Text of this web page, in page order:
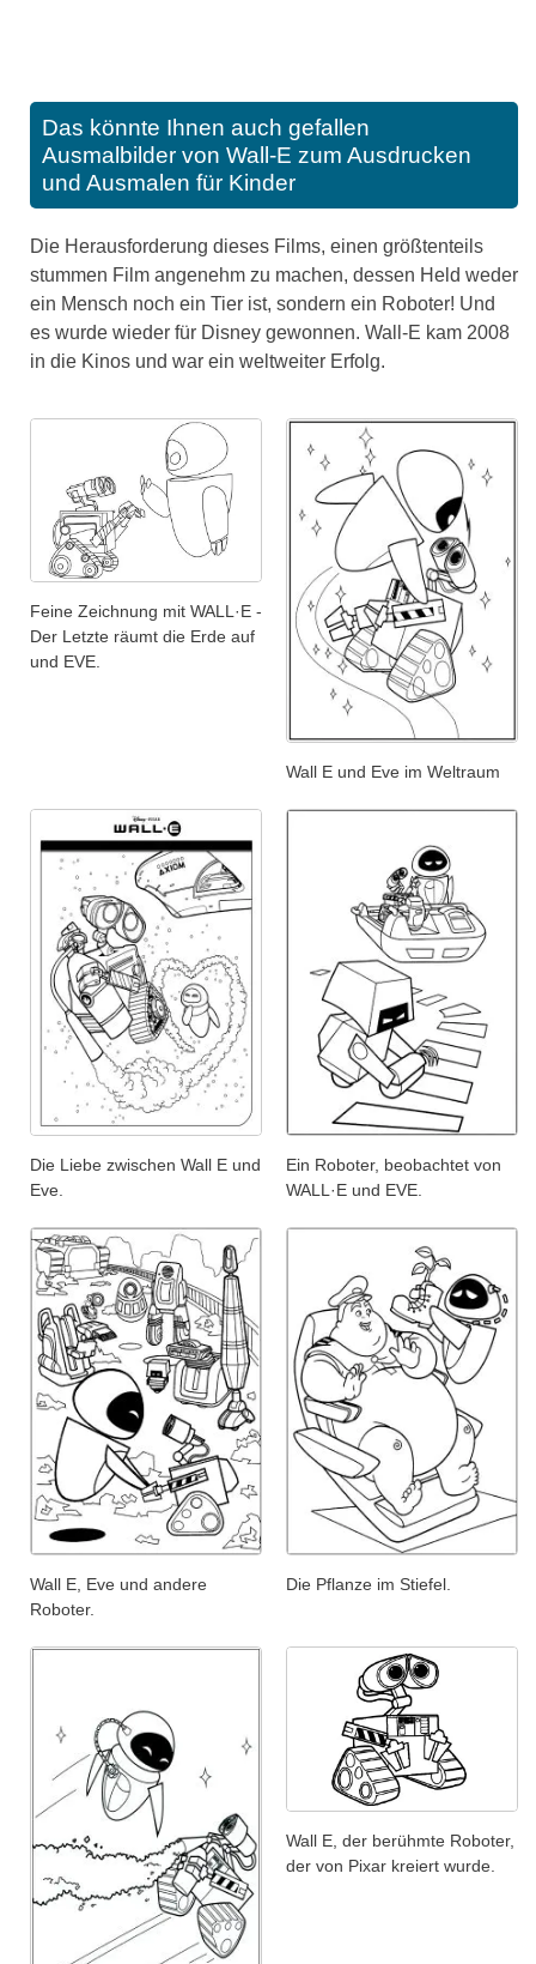
Das könnte Ihnen auch gefallen
Ausmalbilder von Wall-E zum Ausdrucken
und Ausmalen für Kinder
Die Herausforderung dieses Films, einen größtenteils
stummen Film angenehm zu machen, dessen Held weder
ein Mensch noch ein Tier ist, sondern ein Roboter! Und
es wurde wieder für Disney gewonnen. Wall-E kam 2008
in die Kinos und war ein weltweiter Erfolg.
Feine Zeichnung mit WALL·E -
Der Letzte räumt die Erde auf
und EVE.
Wall E und Eve im Weltraum
Die Liebe zwischen Wall E und
Eve.
Ein Roboter, beobachtet von
WALL·E und EVE.
Wall E, Eve und andere
Roboter.
Die Pflanze im Stiefel.
Wall E, der berühmte Roboter,
der von Pixar kreiert wurde.